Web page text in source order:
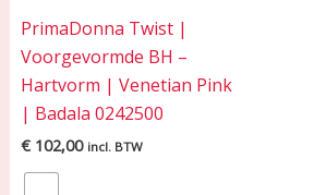
PrimaDonna Twist |
Voorgevormde BH –
Hartvorm | Venetian Pink
| Badala 0242500
€102,00 incl. BTW